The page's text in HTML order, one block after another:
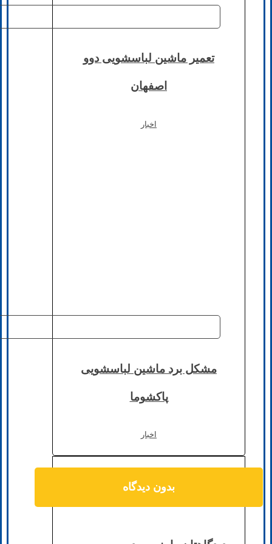
تعمیر ماشین لباسشویی دوو
اصفهان
اخبار
مشکل برد ماشین لباسشویی
پاکشوما
اخبار
بدون دیدگاه